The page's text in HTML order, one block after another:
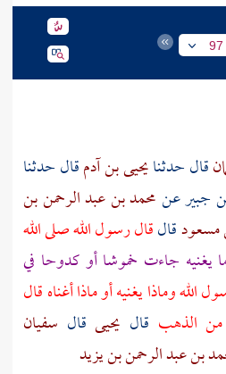
97
قال حدثنايحيى بن آدمقال حدثنا
جبيرعنمحمد بن عبد الرحمن بن
مسعودقالقال رسول الله صلى الله
يغنيه جاءت خموشا أو كدوحا في
الله وماذا يغنيه أو ماذا أغناه قال
من الذهب قال يحيى قال سفيان
بن عبد الرحمن بن يزيد